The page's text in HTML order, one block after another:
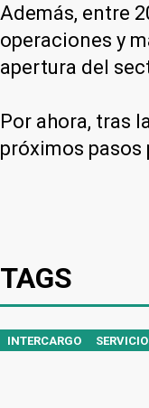
Además, entre
operaciones y
apertura del
Por ahora, tras
próximos
TAGS
INTERCARGO